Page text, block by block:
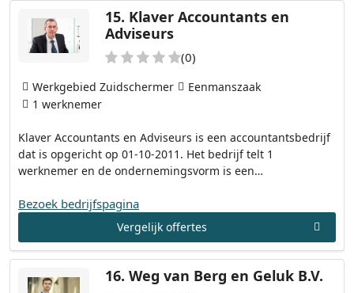
15. Klaver Accountants en
Adviseurs
(0)
Klaver Accountants en Adviseurs is een accountantsbedrijf
dat is opgericht op 01-10-2011. Het bedrijf telt 1
werknemer en de ondernemingsvorm is een…
Werkgebied Zuidschermer
Eenmanszaak
1 werknemer
Bezoek bedrijfspagina
Vergelijk offertes
16. Weg van Berg en Geluk B.V.